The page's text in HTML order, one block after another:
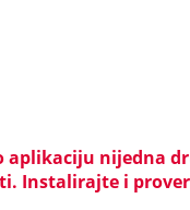
aplikaciju nijedna
Instalirajte i